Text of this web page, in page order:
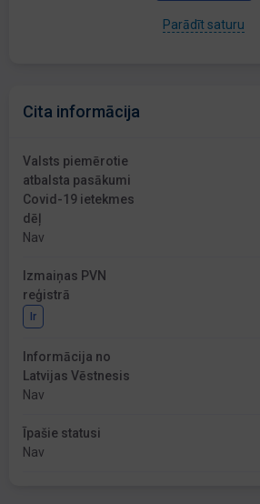
Parādīt saturu
Cita informācija
Valsts piemērotie
atbalsta pasākumi
Covid-19 ietekmes
dēļ
Nav
Izmaiņas PVN
reģistrā
Ir
Informācija no
Latvijas Vēstnesis
Nav
Īpašie statusi
Nav